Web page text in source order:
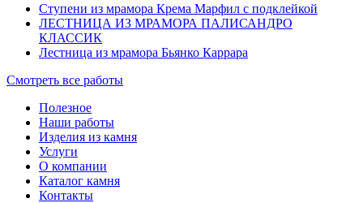
Ступени из мрамора Крема Марфил с подклейкой
ЛЕСТНИЦА ИЗ МРАМОРА ПАЛИСАНДРО
КЛАССИК
Лестница из мрамора Бьянко Каррара
Смотреть все работы
Полезное
Наши работы
Изделия из камня
Услуги
О компании
Каталог камня
Контакты